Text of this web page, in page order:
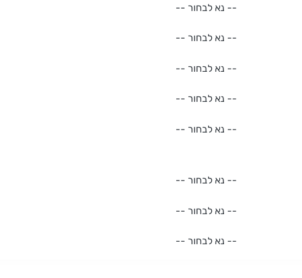
-- נא לבחור --
-- נא לבחור --
-- נא לבחור --
-- נא לבחור --
-- נא לבחור --
-- נא לבחור --
-- נא לבחור --
-- נא לבחור --